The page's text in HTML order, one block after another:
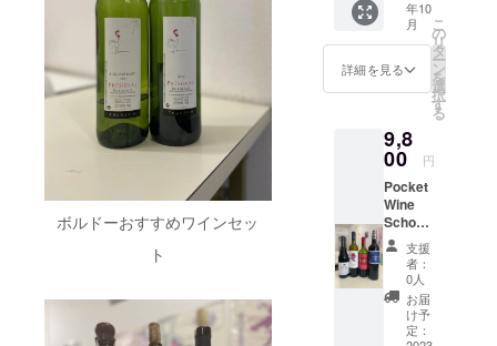
ボルドーおすすめワインセッ
ト
よいボ
ディが
醇で繊
細、エ
わいの
ワイン
で
す。
ボ
ディの
しっか
りし
た、エ
レガン
トな風
味は、
れた
シャン
ニュ!
1670
パー
ニュ地
方コー
ト・
デ・
バール
地区の
ビュク
セイユ
に住み
着いた
グルエ
た果実
に、タ
ンニン
が溶け
めらか
な舌触
りのワ
インで
す。 熟
成に
は、ス
テンレ
スタン
クとフ
レンチ
オーク
方で
も、レ
ストラ
ンでの
ワイン
とお食
み合わ
せや
ティス
ティン
グの基
本、そ
してお
うちで
も選べ
るワイ
ンとお
食事を
出題さ
れてい
る10種
類を
ティス
ティン
ま
す。）
★ティ
スティ
ングア
イテム
数は毎
回14種
類で
す。
（ワイ
ン4〜6
間）
有効期
限：最
期限
2024年
5月18日
受講
日程は
プロ
ジェク
ト終了
後メー
ルにて
調整さ
せてい
ただき
ます
受講方
法
ナー・
上級ケ
格試験
対策講
す。ド
イツワ
インケ
ナー・
上級ケ
ナー受
講予定
者また
は、ド
イツワ
インを
楽しみ
いま
す。コ
1998年
から
ンドの
先住民
族マオ
リが世
界で初
めて所
有、運
営を行
うワイ
ナリー
「ト
フ」で
2019
ホワイ
トクリ
フ・
メー
カー
レク
ショ
ン ピ
ノ・ノ
ワール
2019
熟成し
たピノ
ノワー
Chianti,
ピエモ
ンテ
ネッビ
ださ
い！
１、 ガ
ヴィ/コ
ルテー
ゼ・
ディ・
ヴィ
Gavi
/Cortes
e di
セット
ワイン
のティ
スティ
ングの
勉強に
新世界
のわか
りやす
い味わ
いの
セット
です。
シャル
ドネ、
ソー
ヴィニ
ヨンブ
年10
月
詳細を見る
こ
の
リ
タ
ー
ン
を
選
択
す
る
9,8
00 円
Pocket
Wine
School,
資格講
座新世
界おす
すめ
ティス
ティン
支援
者：
0人
お届
け予
定：